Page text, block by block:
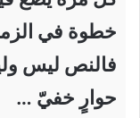
خطوة في
فالنص ليس
حوارٍ خفيّ …